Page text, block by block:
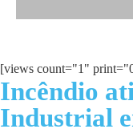
[views count="1"
Incêndio
Industrial